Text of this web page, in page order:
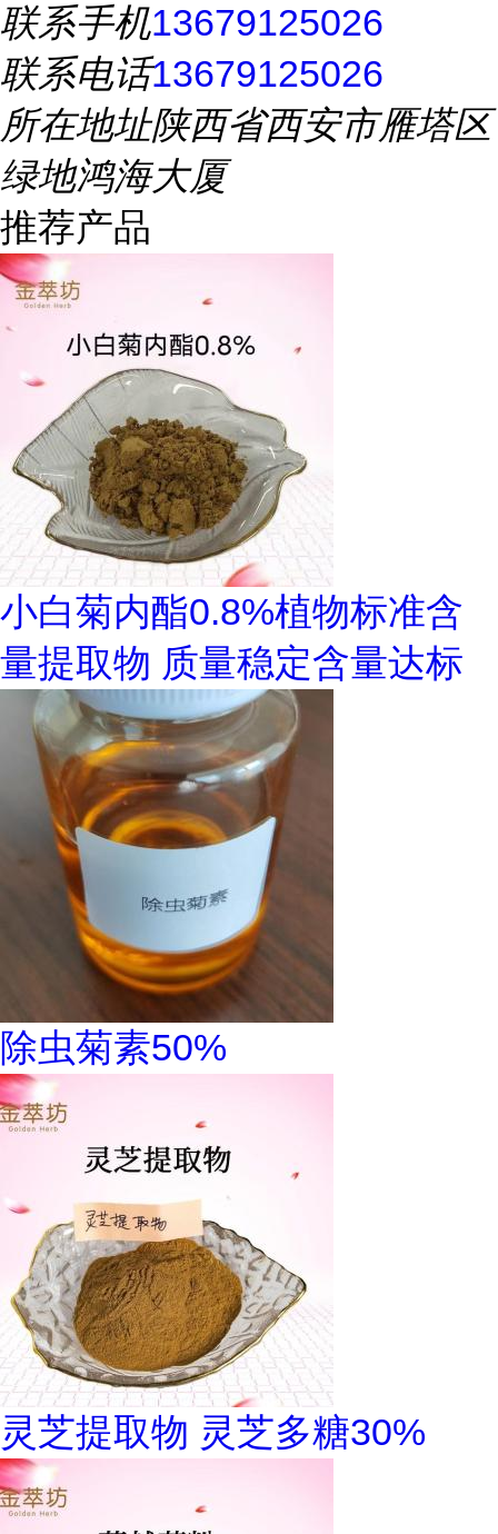
联系手机13679125026
联系电话13679125026
所在地址陕西省西安市雁塔区
绿地鸿海大厦
推荐产品
小白菊内酯0.8%植物标准含
量提取物 质量稳定含量达标
除虫菊素50%
灵芝提取物 灵芝多糖30%